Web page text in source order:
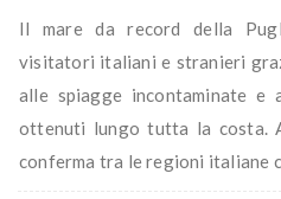
Il mare da record della
visitatori italiani e stranieri
alle spiagge incontaminate e
ottenuti lungo tutta la costa.
conferma tra le regioni italiane